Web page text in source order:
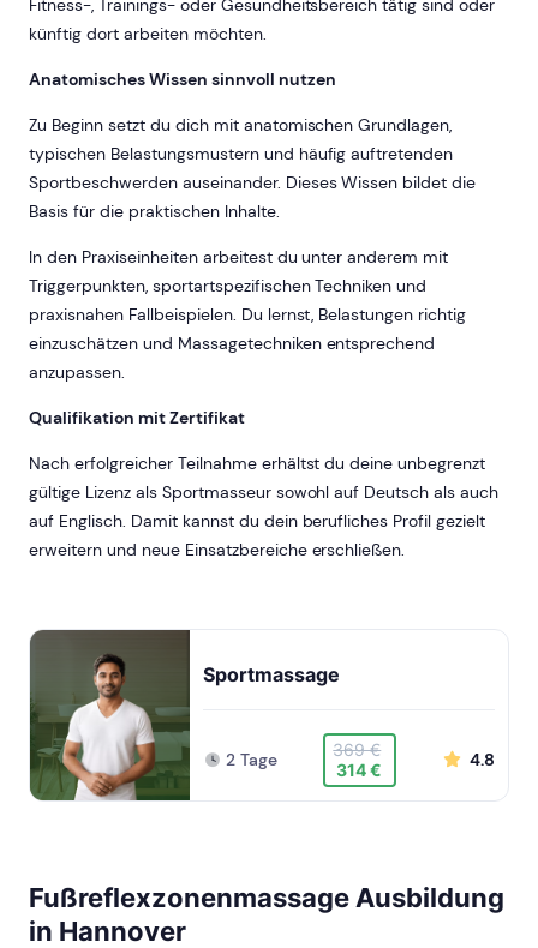
Fitness-, Trainings- oder Gesundheitsbereich tätig sind oder
künftig dort arbeiten möchten.
Anatomisches Wissen sinnvoll nutzen
Zu Beginn setzt du dich mit anatomischen Grundlagen,
typischen Belastungsmustern und häufig auftretenden
Sportbeschwerden auseinander. Dieses Wissen bildet die
Basis für die praktischen Inhalte.
In den Praxiseinheiten arbeitest du unter anderem mit
Triggerpunkten, sportartspezifischen Techniken und
praxisnahen Fallbeispielen. Du lernst, Belastungen richtig
einzuschätzen und Massagetechniken entsprechend
anzupassen.
Qualifikation mit Zertifikat
Nach erfolgreicher Teilnahme erhältst du deine unbegrenzt
gültige Lizenz als Sportmasseur sowohl auf Deutsch als auch
auf Englisch. Damit kannst du dein berufliches Profil gezielt
erweitern und neue Einsatzbereiche erschließen.
Sportmassage
2 Tage
369 €
314 €
4.8
Fußreflexzonenmassage Ausbildung
in Hannover